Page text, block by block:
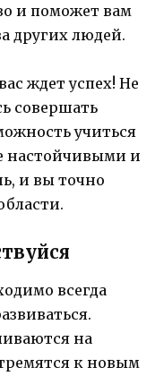
и поможет вам
других людей.
ждет успех! Не
совершать
учиться
настойчивыми и
и вы точно
всегда
на
к новым